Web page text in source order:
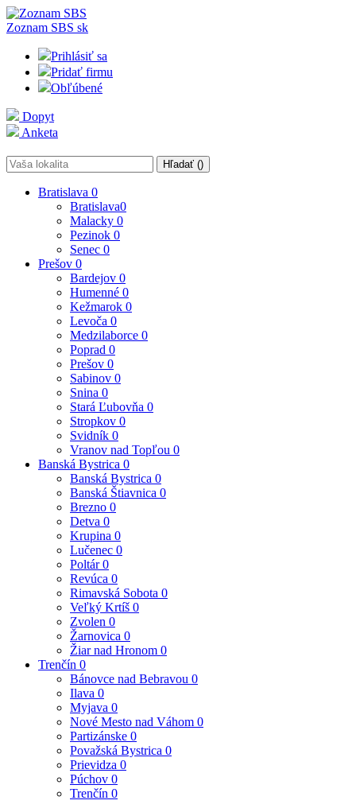
Zoznam SBS sk
Prihlásiť sa
Pridať firmu
Obľúbené
Dopyt
Anketa
Hľadať ()
Bratislava 0
Bratislava0
Malacky 0
Pezinok 0
Senec 0
Prešov 0
Bardejov 0
Humenné 0
Kežmarok 0
Levoča 0
Medzilaborce 0
Poprad 0
Prešov 0
Sabinov 0
Snina 0
Stará Ľubovňa 0
Stropkov 0
Svidník 0
Vranov nad Topľou 0
Banská Bystrica 0
Banská Bystrica 0
Banská Štiavnica 0
Brezno 0
Detva 0
Krupina 0
Lučenec 0
Poltár0
Revúca 0
Rimavská Sobota 0
Veľký Krtíš 0
Zvolen 0
Žarnovica 0
Žiar nad Hronom 0
Trenčín 0
Bánovce nad Bebravou 0
Ilava 0
Myjava 0
Nové Mesto nad Váhom 0
Partizánske 0
Považská Bystrica 0
Prievidza 0
Púchov 0
Trenčín 0